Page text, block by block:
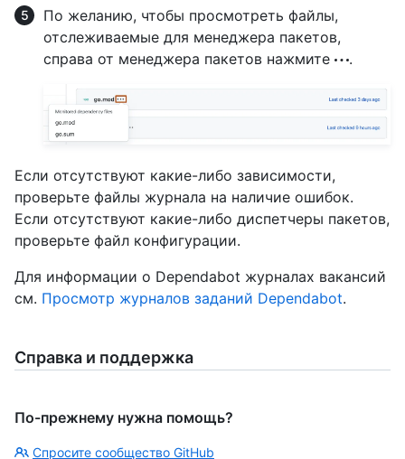
По желанию, чтобы просмотреть файлы,
отслеживаемые для менеджера пакетов,
справа от менеджера пакетов нажмите
.
Если отсутствуют какие-либо зависимости,
проверьте файлы журнала на наличие ошибок.
Если отсутствуют какие-либо диспетчеры пакетов,
проверьте файл конфигурации.
Для информации о Dependabot журналах вакансий
см. Просмотр журналов заданий Dependabot.
Справка и поддержка
По-прежнему нужна помощь?
Спросите сообщество GitHub